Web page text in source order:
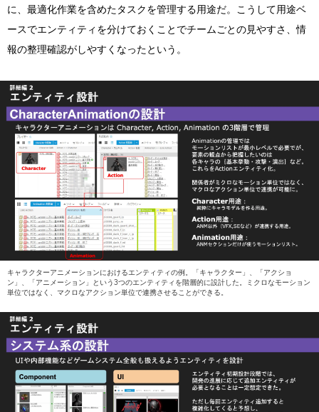
に、最適化作業を含めたタスクを管理する用途だ。こうして用途ベ
ースでエンティティを分けておくことでチームごとの見やすさ、情
報の整理確認がしやすくなったという。
キャラクターアニメーションにおけるエンティティの例。「キャラクター」、「アクショ
ン」、「アニメーション」という3つのエンティティを階層的に設計した。ミクロなモーション
単位ではなく、マクロなアクション単位で連携させることができる。